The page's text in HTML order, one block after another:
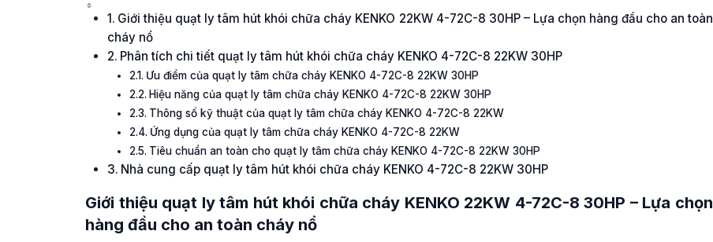
Giới thiệu quạt ly tâm hút khói chữa cháy KENKO 22KW 4-72C-8 30HP – Lựa chọn hàng đầu cho an toàn
cháy nổ
Phân tích chi tiết quạt ly tâm hút khói chữa cháy KENKO 4-72C-8 22KW 30HP
Ưu điểm của quạt ly tâm chữa cháy KENKO 4-72C-8 22KW 30HP
Hiệu năng của quạt ly tâm chữa cháy KENKO 4-72C-8 22KW 30HP
Thông số kỹ thuật của quạt ly tâm chữa cháy KENKO 4-72C-8 22KW
Ứng dụng của quạt ly tâm chữa cháy KENKO 4-72C-8 22KW
Tiêu chuẩn an toàn cho quạt ly tâm chữa cháy KENKO 4-72C-8 22KW 30HP
Nhà cung cấp quạt ly tâm hút khói chữa cháy KENKO 4-72C-8 22KW 30HP
Giới thiệu quạt ly tâm hút khói chữa cháy KENKO 22KW 4-72C-8 30HP – Lựa chọn
hàng đầu cho an toàn cháy nổ